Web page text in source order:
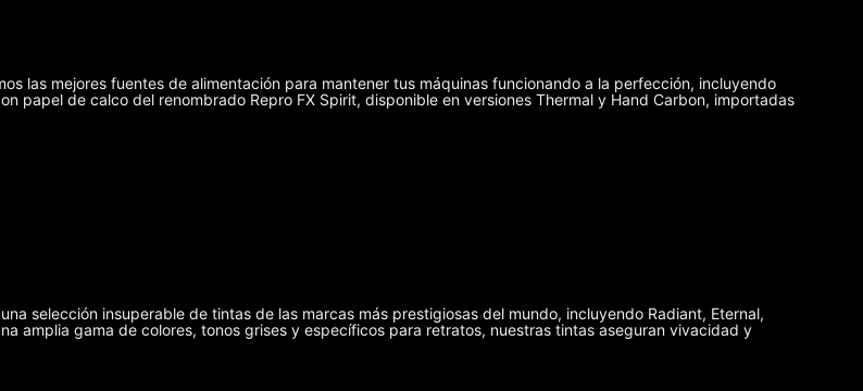
las mejores fuentes de alimentación para mantener tus máquinas funcionando a la perfección, incluyendo
papel de calco del renombrado Repro FX Spirit, disponible en versiones Thermal y Hand Carbon, importadas
selección insuperable de tintas de las marcas más prestigiosas del mundo, incluyendo Radiant, Eternal,
amplia gama de colores, tonos grises y específicos para retratos, nuestras tintas aseguran vivacidad y